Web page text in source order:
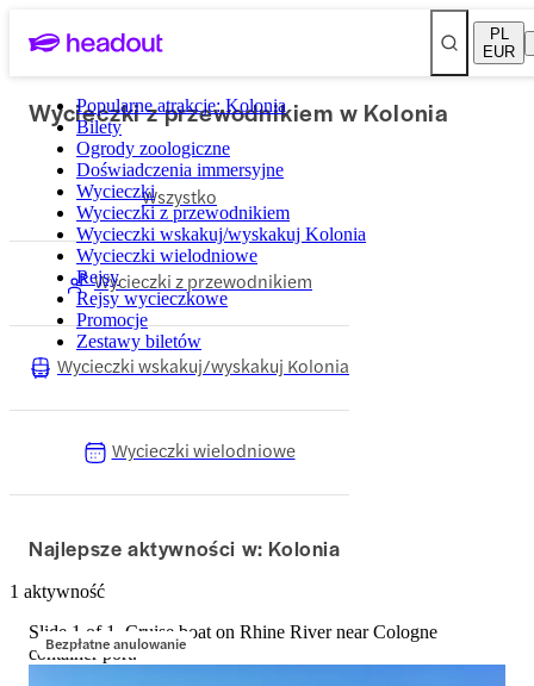
PL
EUR
Popularne atrakcje: Kolonia
Bilety
Ogrody zoologiczne
Doświadczenia immersyjne
Wycieczki
Wycieczki z przewodnikiem
Wycieczki wskakuj/wyskakuj Kolonia
Wycieczki wielodniowe
Rejsy
Rejsy wycieczkowe
Promocje
Zestawy biletów
Wycieczki z przewodnikiem w Kolonia
Wszystko
Wycieczki z przewodnikiem
Wycieczki wskakuj/wyskakuj Kolonia
Wycieczki wielodniowe
Najlepsze aktywności w: Kolonia
1 aktywność
Bezpłatne anulowanie
Slide 1 of 1, Cruise boat on Rhine River near Cologne
container port.